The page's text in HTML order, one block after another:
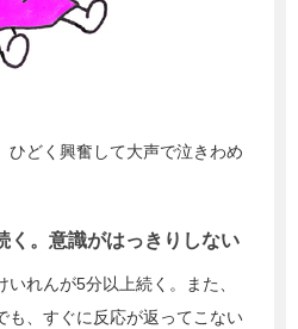
どく興奮して大声で泣きわめ
。意識がはっきりしない
れんが5分以上続く。また、
も、すぐに反応が返ってこない